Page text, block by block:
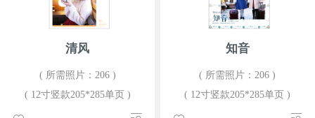
清风
( 所需照片：206 )
( 12寸竖款205*285单页 )
知音
( 所需照片：206 )
( 12寸竖款205*285单页 )